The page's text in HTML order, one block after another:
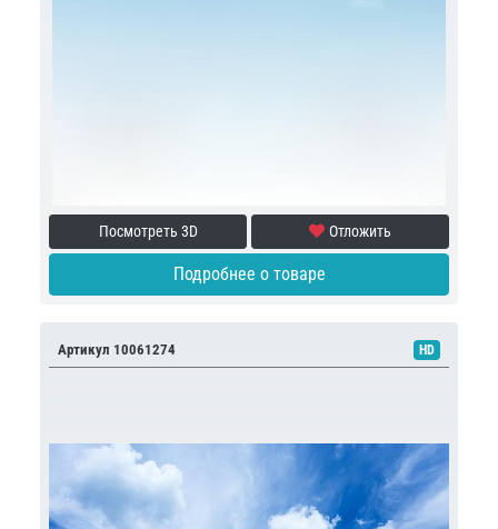
Посмотреть 3D Отложить
Подробнее о товаре
Артикул 10061274 HD